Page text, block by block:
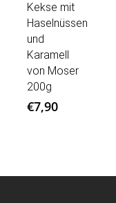
Kekse mit
Haselnüssen
und
Karamell
von Moser
200g
€7,90